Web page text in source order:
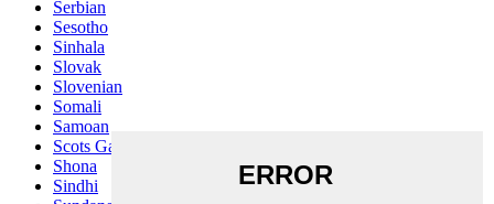
Serbian
Sesotho
Sinhala
Slovak
Slovenian
Somali
Samoan
Scots Gaelic
Shona
Sindhi